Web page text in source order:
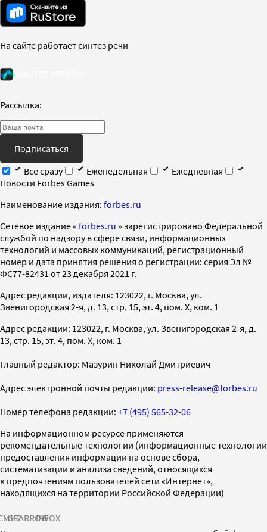
На сайте работает синтез речи
Рассылка:
Подписаться
Все сразу
Еженедельная
Ежедневная
Новости Forbes Games
Наименование издания: forbes.ru
Cетевое издание « forbes.ru » зарегистрировано Федеральной
службой по надзору в сфере связи, информационных
технологий и массовых коммуникаций, регистрационный
номер и дата принятия решения о регистрации: серия Эл №
ФС77-82431 от 23 декабря 2021 г.
Адрес редакции, издателя: 123022, г. Москва, ул.
Звенигородская 2-я, д. 13, стр. 15, эт. 4, пом. X, ком. 1
Адрес редакции: 123022, г. Москва, ул. Звенигородская 2-я, д.
13, стр. 15, эт. 4, пом. X, ком. 1
Главный редактор: Мазурин Николай Дмитриевич
Адрес электронной почты редакции: press-release@forbes.ru
Номер телефона редакции: +7 (495) 565-32-06
На информационном ресурсе применяются
рекомендательные технологии (информационные технологии
предоставления информации на основе сбора,
систематизации и анализа сведений, относящихся
к предпочтениям пользователей сети «Интернет»,
находящихся на территории Российской Федерации)
SPARROWINFOX